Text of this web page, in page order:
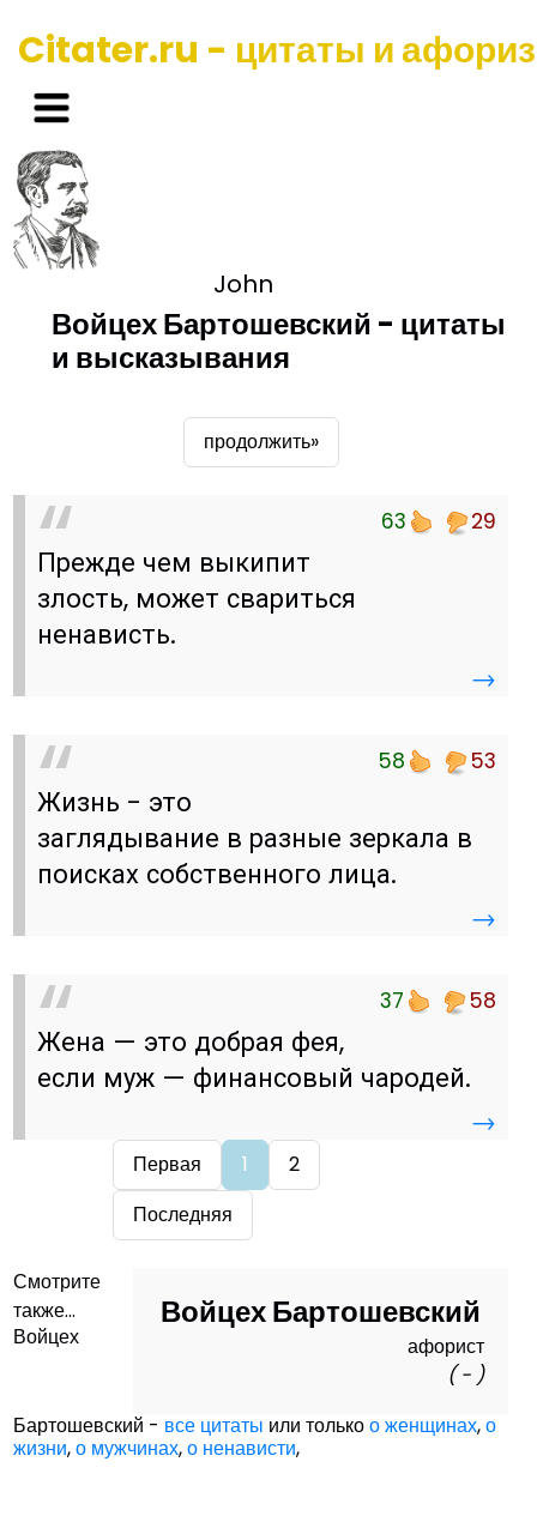
Citater.ru - цитаты и
John
Войцех Бартошевский - цитаты
и высказывания
продолжить»
63 29
Прежде чем выкипит
злость, может свариться
ненависть.
→
58 53
Жизнь - это
заглядывание в разные зеркала в
поисках собственного лица.
→
37 58
Жена — это добрая фея,
если муж — финансовый чародей.
→
Первая 1
2
Последняя
Войцех Бартошевский
афорист
( - )
Смотрите
также...
Войцех
Бартошевский - все цитаты или толькоо женщинах,о
жизни,о мужчинах,о ненависти,